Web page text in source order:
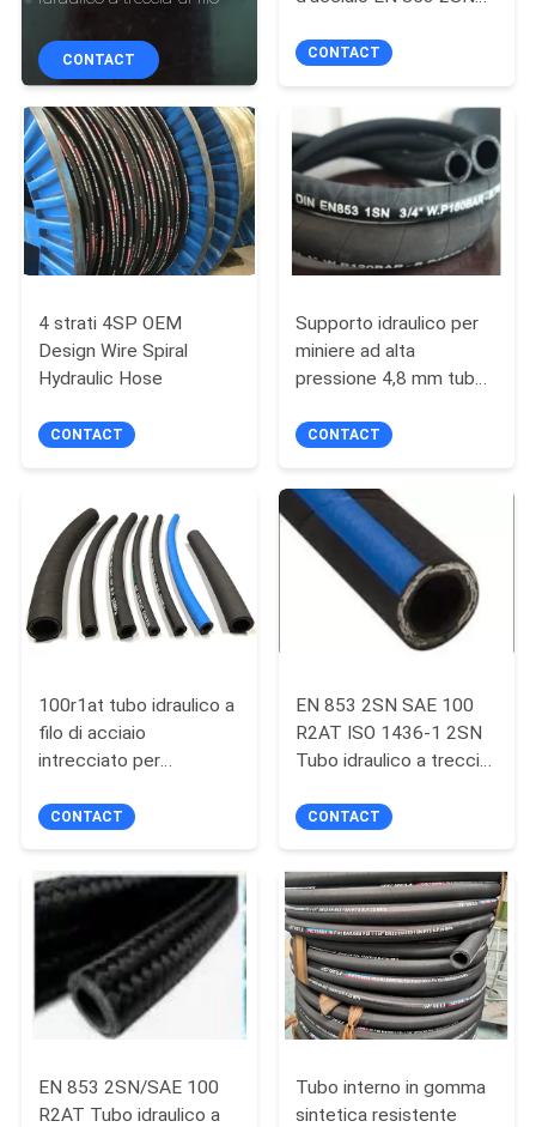
CONTROLLO
QUALITÀ
CONTATTICI
NOTIZIE
RICHIEDA
UNA
CITAZIONE
DEL
SITO
PRIVACY
CONTACT CONTACT
4 strati 4SP OEM
Design Wire Spiral
Hydraulic Hose
CONTACT
Supporto idraulico per
miniere ad alta
pressione 4,8 mm tubo
CONTACT
100r1at tubo idraulico a
filo di acciaio
intrecciato per
petrolio
CONTACT
EN 853 2SN SAE 100
R2AT ISO 1436-1 2SN
Tubo idraulico a treccia
petrolio o acqua
CONTACT
EN 853 2SN/SAE 100
R2AT Tubo idraulico a
Tubo interno in gomma
sintetica resistente